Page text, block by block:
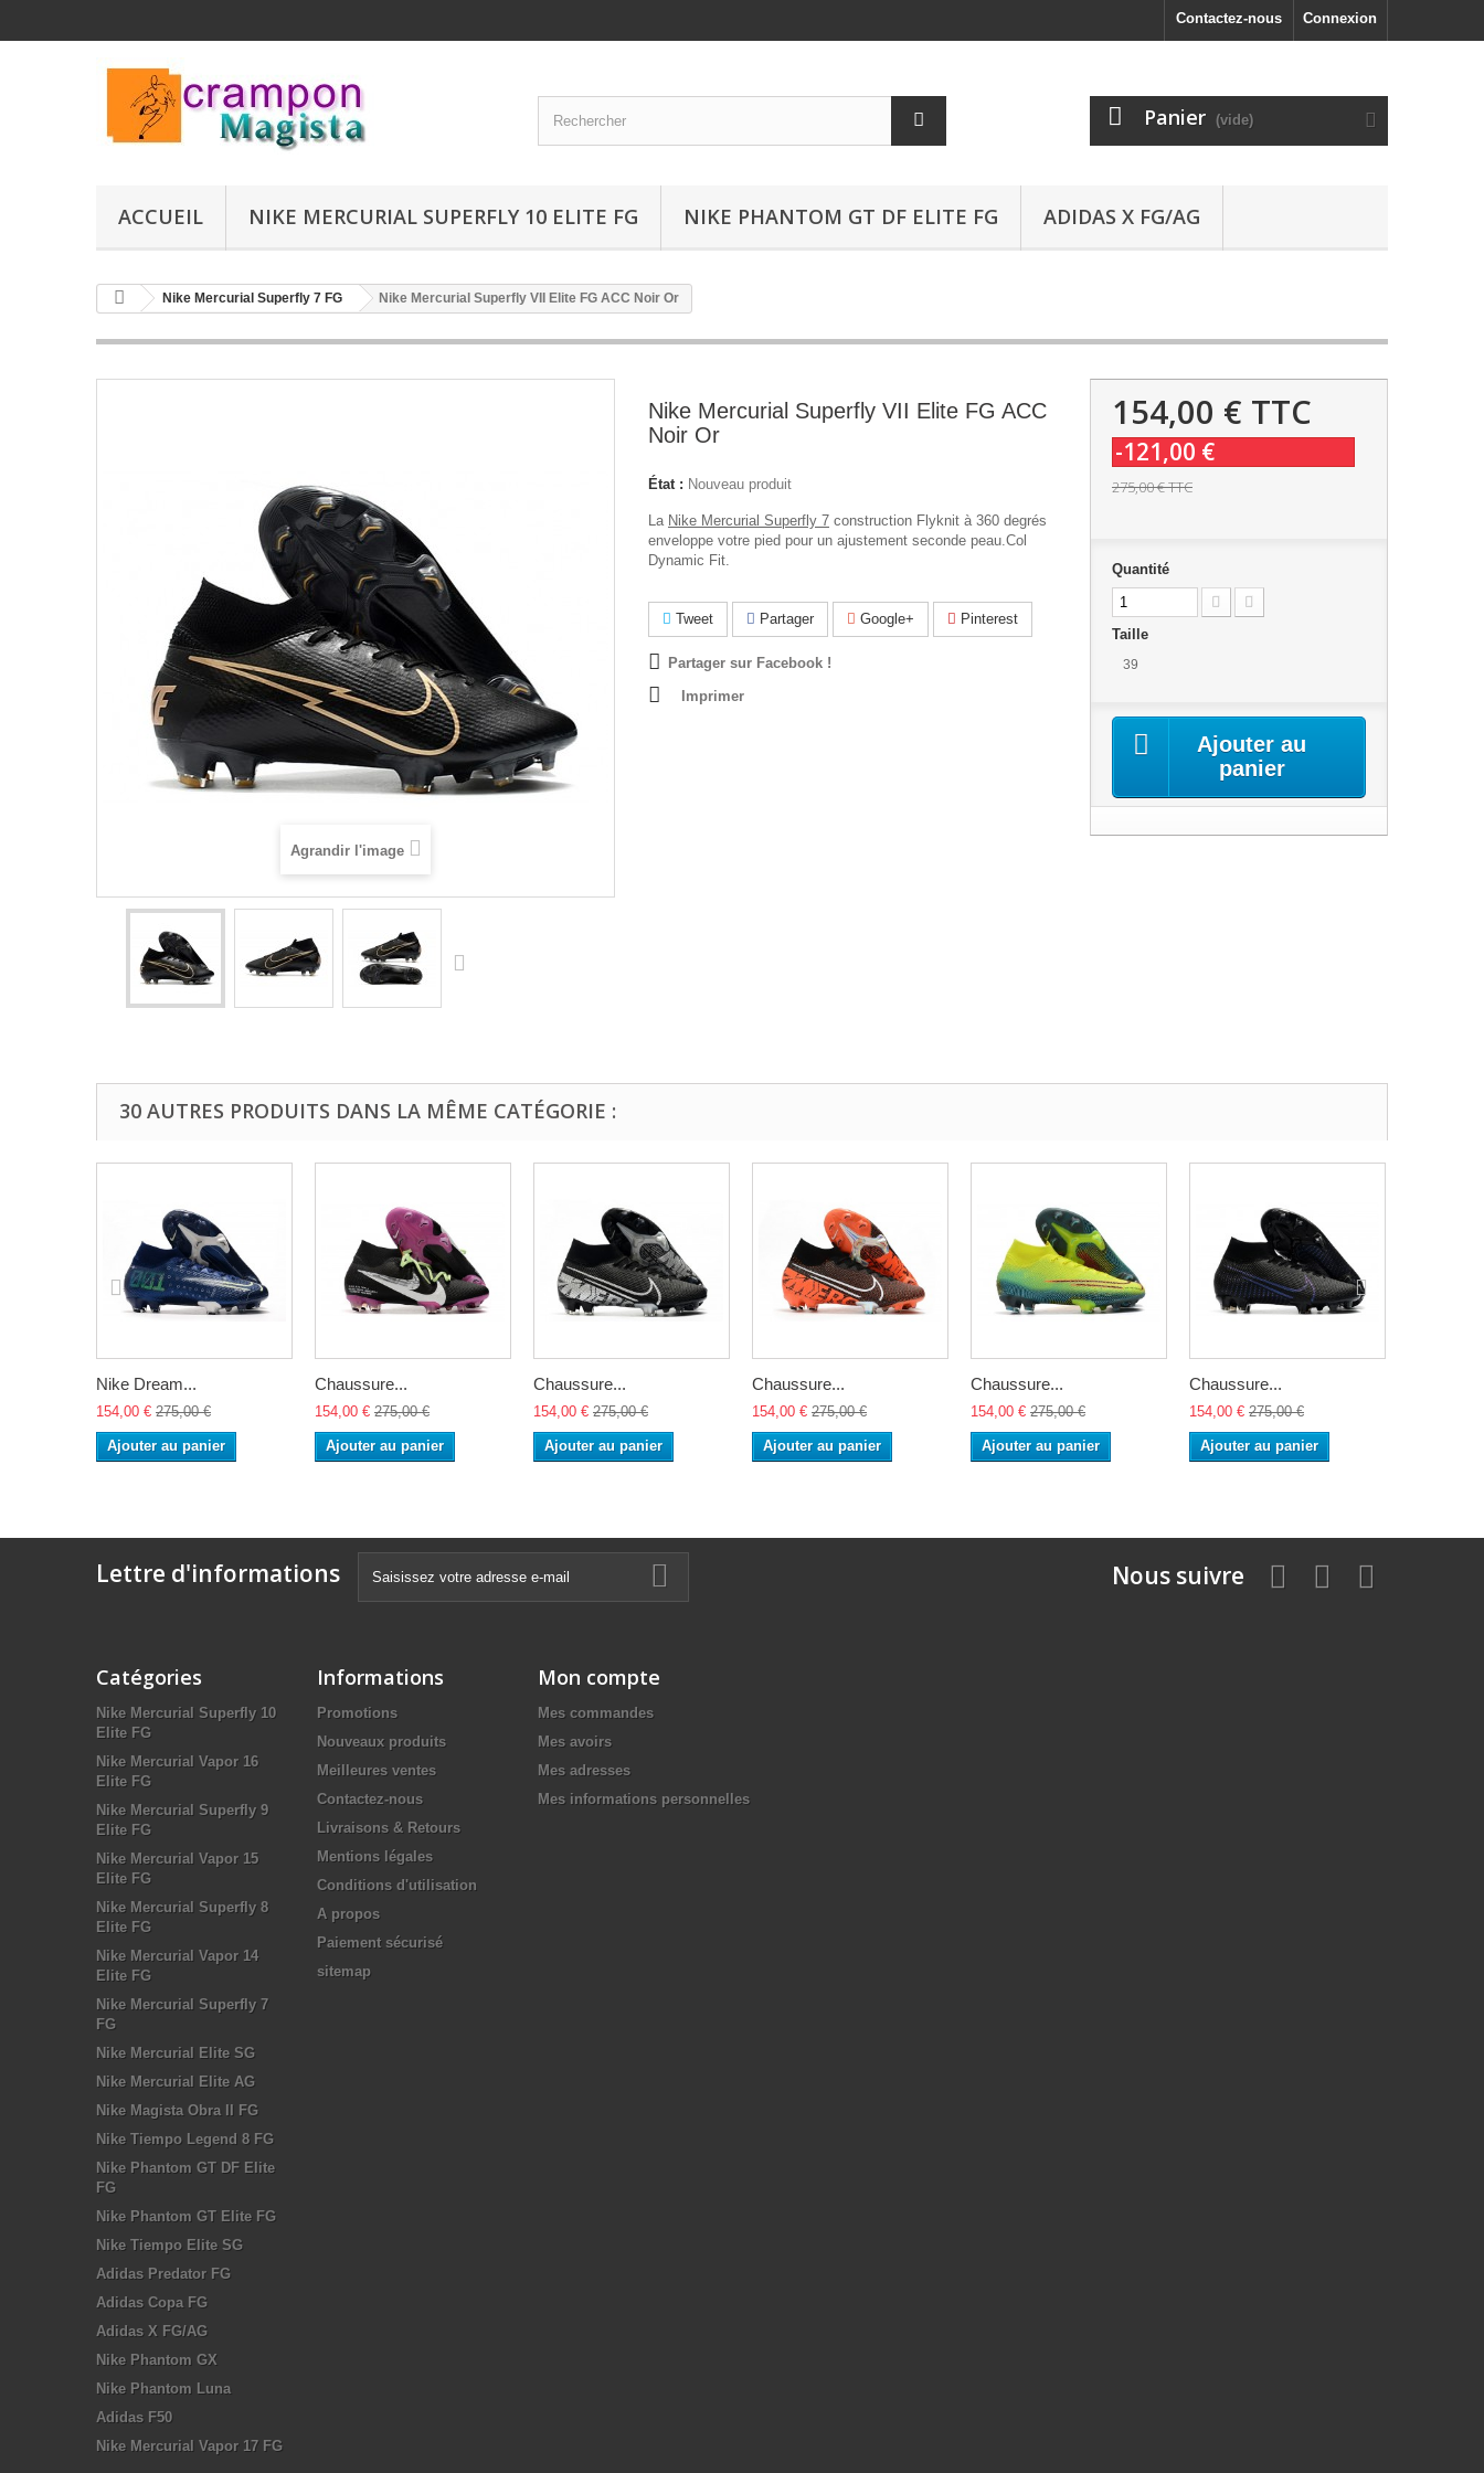
Connexion
Contactez-nous
Panier (vide)
ACCUEIL NIKE MERCURIAL SUPERFLY 10 ELITE FG NIKE PHANTOM GT DF ELITE FG ADIDAS X FG/AG
Nike Mercurial Superfly 7 FG Nike Mercurial Superfly VII Elite FG ACC Noir Or
Agrandir l'image
Nike Mercurial Superfly VII Elite FG ACC
Noir Or
État : Nouveau produit
La Nike Mercurial Superfly 7 construction Flyknit à 360 degrés
enveloppe votre pied pour un ajustement seconde peau.Col
Dynamic Fit.
Tweet Partager Google+ Pinterest
Partager sur Facebook !
Imprimer
154,00 € TTC
-121,00 €
275,00 €TTC
Quantité
Taille
39
Ajouter au
panier
30 AUTRES PRODUITS DANS LA MÊME CATÉGORIE :
Nike Dream...
154,00 € 275,00 €
Ajouter au panier
Chaussure...
154,00 € 275,00 €
Ajouter au panier
Chaussure...
154,00 € 275,00 €
Ajouter au panier
Chaussure...
154,00 € 275,00 €
Ajouter au panier
Chaussure...
154,00 € 275,00 €
Ajouter au panier
Chaussure...
154,00 € 275,00 €
Ajouter au panier
Lettre d'informations Nous suivre
Catégories
Nike Mercurial Superfly 10
Elite FG
Nike Mercurial Vapor 16
Elite FG
Nike Mercurial Superfly 9
Elite FG
Nike Mercurial Vapor 15
Elite FG
Nike Mercurial Superfly 8
Elite FG
Nike Mercurial Vapor 14
Elite FG
Nike Mercurial Superfly 7
FG
Nike Mercurial Elite SG
Nike Mercurial Elite AG
Nike Magista Obra II FG
Nike Tiempo Legend 8 FG
Nike Phantom GT DF Elite
FG
Nike Phantom GT Elite FG
Nike Tiempo Elite SG
Adidas Predator FG
Adidas Copa FG
Adidas X FG/AG
Nike Phantom GX
Nike Phantom Luna
Adidas F50
Nike Mercurial Vapor 17 FG
Informations
Promotions
Nouveaux produits
Meilleures ventes
Contactez-nous
Livraisons & Retours
Mentions légales
Conditions d'utilisation
A propos
Paiement sécurisé
sitemap
Mon compte
Mes commandes
Mes avoirs
Mes adresses
Mes informations personnelles